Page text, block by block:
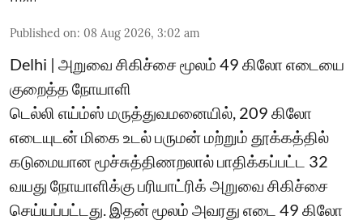
Published on: 08 Aug 2026, 3:02 am
Delhi | அறுவை சிகிச்சை மூலம் 49 கிலோ எடையை
குறைத்த நோயாளி
டெல்லி எய்ம்ஸ் மருத்துவமனையில், 209 கிலோ
எடையுடன் மிகை உடல் பருமன் மற்றும் தூக்கத்தில்
கடுமையான மூச்சுத்திணறலால் பாதிக்கப்பட்ட 32
வயது நோயாளிக்கு பரியாட்ரிக் அறுவை சிகிச்சை
செய்யப்பட்டது. இதன் மூலம் அவரது எடை 49 கிலோ